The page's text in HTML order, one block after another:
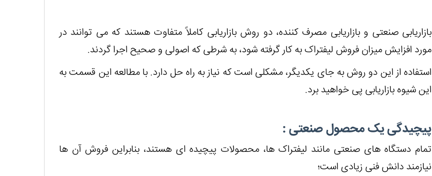
بازاریابی صنعتی و بازاریابی مصرف کننده، دو روش بازاریابی کاملاً متفاوت هستند که می توانند در
مورد افزایش میزان فروش لیفتراک به کار گرفته شود، به شرطی که اصولی و صحیح اجرا گردند.
استفاده از این دو روش به جای یکدیگر، مشکلی است که نیاز به راه حل دارد. با مطالعه این قسمت به
این شیوه بازاریابی پی خواهید برد.
پیچیدگی یک محصول صنعتی :
تمام دستگاه های صنعتی مانند لیفتراک ها، محصولات پیچیده ای هستند، بنابراین فروش آن ها
نیازمند دانش فنی زیادی است؛